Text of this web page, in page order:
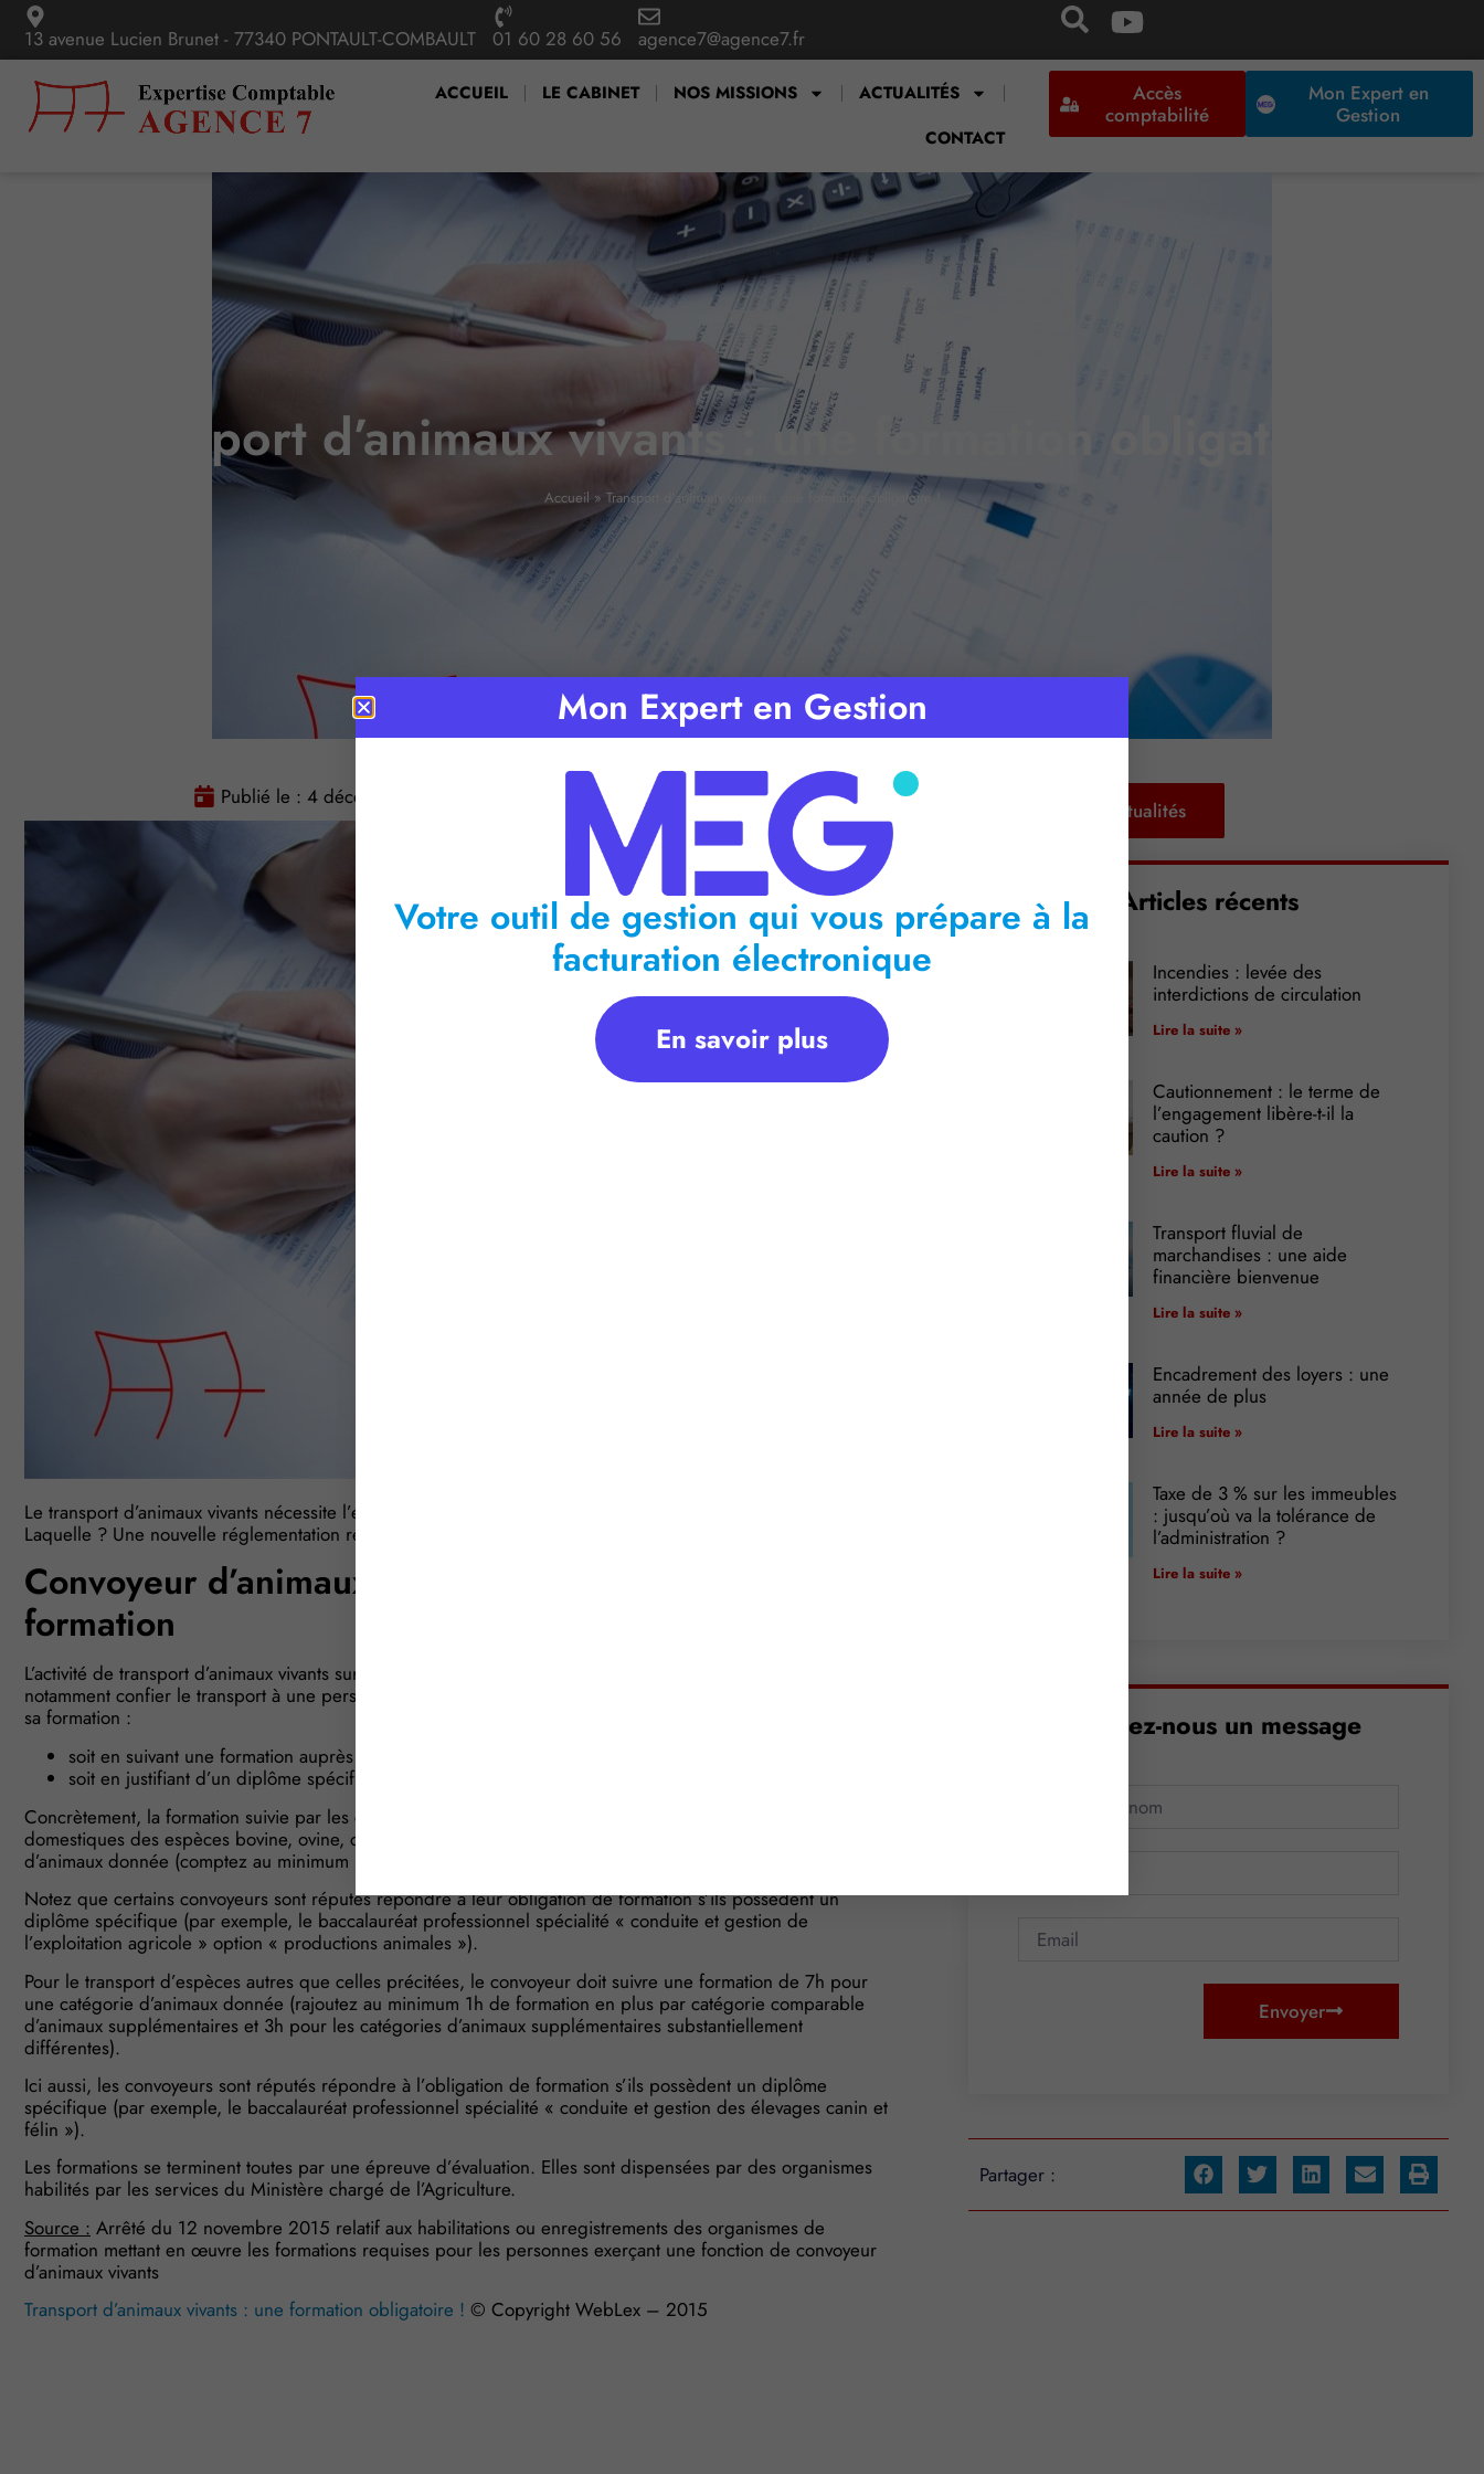
13 avenue Lucien Brunet - 77340 PONTAULT-COMBAULT 01 60 28 60 56 agence7@agence7.fr
ACCUEIL LE CABINET NOS MISSIONS
ACTUALITÉS
CONTACT
Accès
comptabilité
Mon Expert en
Gestion
Transport d’animaux vivants : une formation obligatoire !
Accueil » Transport d’animaux vivants : une formation obligatoire !
Publié le : 4 décembre 2015 Temps de lecture : < 1 minute
Le transport d’animaux vivants nécessite l’emploi d’un convoyeur qui doit justifier d’une formation spécifique.
Laquelle ? Une nouvelle réglementation répond justement à cette question…
Convoyeur d’animaux vivants : une obligation de
formation
L’activité de transport d’animaux vivants sur plus de 65 km est soumise à une réglementation précise. Il faut
notamment confier le transport à une personne appelée « convoyeur » qui doit remplir des conditions liées à
sa formation :
soit en suivant une formation auprès d’un organisme agréé ;
soit en justifiant d’un diplôme spécifique.
Concrètement, la formation suivie par les convoyeurs pour les transports d’équidés domestiques, d’animaux
domestiques des espèces bovine, ovine, caprine et porcine ou des volailles, dure 14h pour une catégorie
d’animaux donnée (comptez au minimum 3h de formation en plus par catégorie d’animaux supplémentaires).
Notez que certains convoyeurs sont réputés répondre à leur obligation de formation s’ils possèdent un
diplôme spécifique (par exemple, le baccalauréat professionnel spécialité « conduite et gestion de
l’exploitation agricole » option « productions animales »).
Pour le transport d’espèces autres que celles précitées, le convoyeur doit suivre une formation de 7h pour
une catégorie d’animaux donnée (rajoutez au minimum 1h de formation en plus par catégorie comparable
d’animaux supplémentaires et 3h pour les catégories d’animaux supplémentaires substantiellement
différentes).
Ici aussi, les convoyeurs sont réputés répondre à l’obligation de formation s’ils possèdent un diplôme
spécifique (par exemple, le baccalauréat professionnel spécialité « conduite et gestion des élevages canin et
félin »).
Les formations se terminent toutes par une épreuve d’évaluation. Elles sont dispensées par des organismes
habilités par les services du Ministère chargé de l’Agriculture.
Source : Arrêté du 12 novembre 2015 relatif aux habilitations ou enregistrements des organismes de
formation mettant en œuvre les formations requises pour les personnes exerçant une fonction de convoyeur
d’animaux vivants
Transport d’animaux vivants : une formation obligatoire ! © Copyright WebLex – 2015
Retour aux actualités
Articles récents
Incendies : levée des
interdictions de circulation
Lire la suite »
Cautionnement : le terme de
l’engagement libère-t-il la
caution ?
Lire la suite »
Transport fluvial de
marchandises : une aide
financière bienvenue
Lire la suite »
Encadrement des loyers : une
année de plus
Lire la suite »
Taxe de 3 % sur les immeubles
: jusqu’où va la tolérance de
l’administration ?
Lire la suite »
Envoyez-nous un message
Envoyer
Partager :
Mon Expert en Gestion
Votre outil de gestion qui vous prépare à la
facturation électronique
En savoir plus